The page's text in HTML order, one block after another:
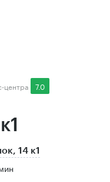
центра 7.0
14 к1